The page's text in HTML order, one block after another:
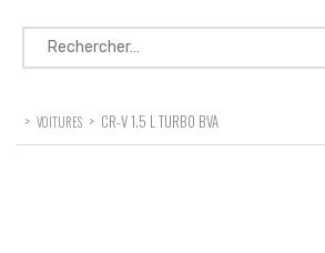
Rechercher :
> VOITURES > CR-V 1.5 L TURBO BVA